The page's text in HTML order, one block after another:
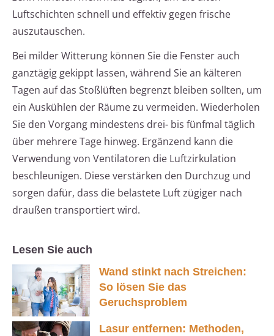
Luftschichten schnell und effektiv gegen frische
auszutauschen.
Bei milder Witterung können Sie die Fenster auch
ganztägig gekippt lassen, während Sie an kälteren
Tagen auf das Stoßlüften begrenzt bleiben sollten, um
ein Auskühlen der Räume zu vermeiden. Wiederholen
Sie den Vorgang mindestens drei- bis fünfmal täglich
über mehrere Tage hinweg. Ergänzend kann die
Verwendung von Ventilatoren die Luftzirkulation
beschleunigen. Diese verstärken den Durchzug und
sorgen dafür, dass die belastete Luft zügiger nach
draußen transportiert wird.
Lesen Sie auch
Wand stinkt nach Streichen:
So lösen Sie das
Geruchsproblem
Lasur entfernen: Methoden,